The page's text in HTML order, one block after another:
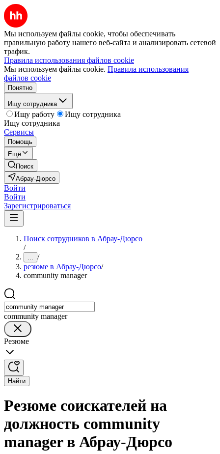
Мы используем файлы cookie, чтобы обеспечивать
правильную работу нашего веб-сайта и анализировать сетевой
трафик.
Правила использования файлов cookie
Мы используем файлы cookie. Правила использования
файлов cookie
Понятно
Ищу сотрудника
Ищу работу
Ищу сотрудника
Ищу сотрудника
Сервисы
Помощь
Ещё
Поиск
Абрау-Дюрсо
Войти
Войти
Зарегистрироваться
Поиск сотрудников в Абрау-Дюрсо
/
... /
резюме в Абрау-Дюрсо/
community manager
community manager
Резюме
Найти
Резюме соискателей на
должность community
manager в Абрау-Дюрсо